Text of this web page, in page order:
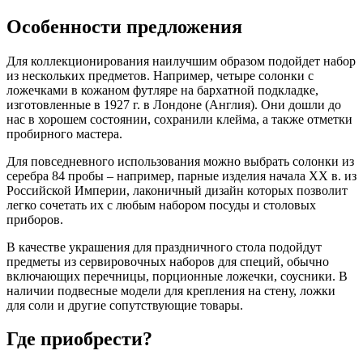
Особенности предложения
Для коллекционирования наилучшим образом подойдет набор
из нескольких предметов. Например, четыре солонки с
ложечками в кожаном футляре на бархатной подкладке,
изготовленные в 1927 г. в Лондоне (Англия). Они дошли до
нас в хорошем состоянии, сохранили клейма, а также отметки
пробирного мастера.
Для повседневного использования можно выбрать солонки из
серебра 84 пробы – например, парные изделия начала XX в. из
Российской Империи, лаконичный дизайн которых позволит
легко сочетать их с любым набором посуды и столовых
приборов.
В качестве украшения для праздничного стола подойдут
предметы из сервировочных наборов для специй, обычно
включающих перечницы, порционные ложечки, соусники. В
наличии подвесные модели для крепления на стену, ложки
для соли и другие сопутствующие товары.
Где приобрести?